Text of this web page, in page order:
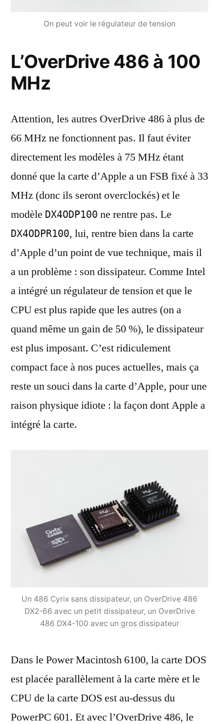
On peut voir le régulateur de tension
L’OverDrive 486 à 100
MHz
Attention, les autres OverDrive 486 à plus de
66 MHz ne fonctionnent pas. Il faut éviter
directement les modèles à 75 MHz étant
donné que la carte d’Apple a un FSB fixé à 33
MHz (donc ils seront overclockés) et le
modèle DX4ODP100 ne rentre pas. Le
DX4ODPR100, lui, rentre bien dans la carte
d’Apple d’un point de vue technique, mais il
a un problème : son dissipateur. Comme Intel
a intégré un régulateur de tension et que le
CPU est plus rapide que les autres (on a
quand même un gain de 50 %), le dissipateur
est plus imposant. C’est ridiculement
compact face à nos puces actuelles, mais ça
reste un souci dans la carte d’Apple, pour une
raison physique idiote : la façon dont Apple a
intégré la carte.
Un 486 Cyrix sans dissipateur, un OverDrive 486
DX2-66 avec un petit dissipateur, un OverDrive
486 DX4-100 avec un gros dissipateur
Dans le Power Macintosh 6100, la carte DOS
est placée parallèlement à la carte mère et le
CPU de la carte DOS est au-dessus du
PowerPC 601. Et avec l’OverDrive 486, le